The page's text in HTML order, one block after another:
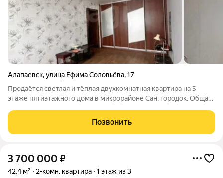
Алапаевск,улица Ефима Соловьёва,17
Продаётся светлая и тёплая двухкомнатная квартира на 5
этаже пятиэтажного дома в микрорайоне Сан. городок. Общая
комнаты, прихожую, кухню, раздельный санузел и
застеклённый балкон. В квартире
Позвонить
3 700 000 ₽
42,4 м² 2-комн. квартира 1 этаж из 3